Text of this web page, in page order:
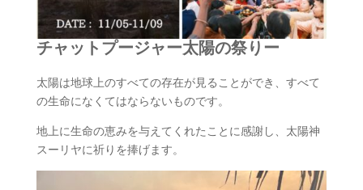
チャットプージャー太陽の祭りー
太陽は地球上のすべての存在が見ることができ、すべて
の生命になくてはならないものです。
地上に生命の恵みを与えてくれたことに感謝し、太陽神
スーリヤに祈りを捧げます。